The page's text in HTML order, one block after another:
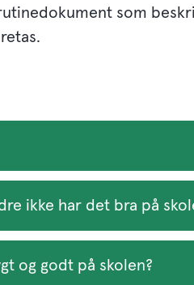
som
ikke har det bra på
og godt på skolen?